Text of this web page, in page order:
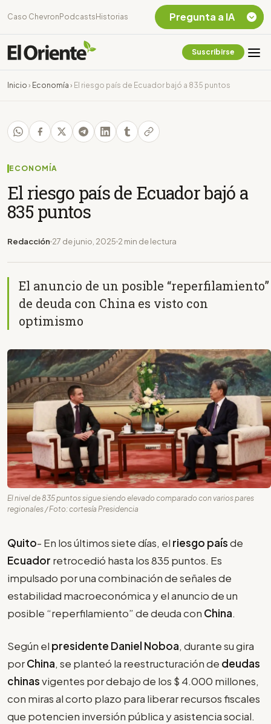
Caso Chevron Podcasts Historias
Suscribirse
Inicio › Economía › El riesgo país de Ecuador bajó a 835 puntos
ECONOMÍA
El riesgo país de Ecuador bajó a
835 puntos
Redacción 27 de junio, 2025 2 min de lectura
El anuncio de un posible “reperfilamiento”
de deuda con China es visto con
optimismo
El nivel de 835 puntos sigue siendo elevado comparado con varios pares
regionales / Foto: cortesía Presidencia
Quito- En los últimos siete días, el riesgo paísde
Ecuador retrocedió hasta los 835 puntos. Es
impulsado por una combinación de señales de
estabilidad macroeconómica y el anuncio de un
posible “reperfilamiento” de deuda con China.
Según el presidente Daniel Noboa, durante su gira
porChina, se planteó la reestructuración de deudas
chinasvigentes por debajo de los $ 4.000 millones,
con miras al corto plazo para liberar recursos fiscales
que potencien inversión pública y asistencia social.
Pregunta a IA
Chevron Ecuador